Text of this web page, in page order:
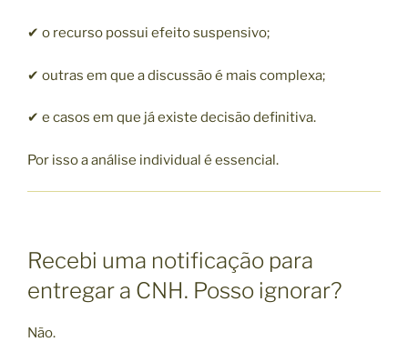
✔ o recurso possui efeito suspensivo;
✔ outras em que a discussão é mais complexa;
✔ e casos em que já existe decisão definitiva.
Por isso a análise individual é essencial.
Recebi uma notificação para
entregar a CNH. Posso ignorar?
Não.